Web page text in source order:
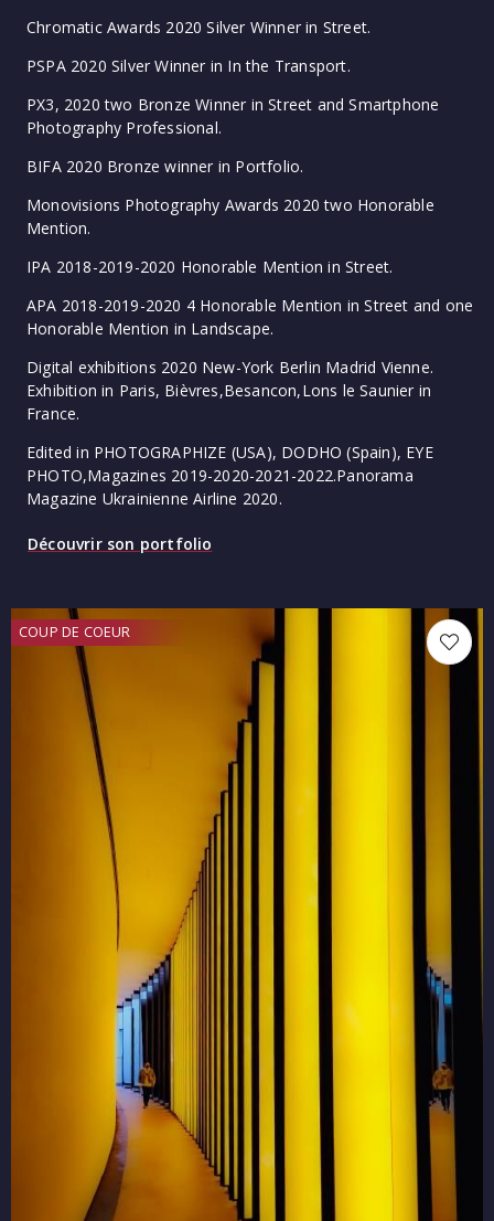
Chromatic Awards 2020 Silver Winner in Street.
PSPA 2020 Silver Winner in In the Transport.
PX3, 2020 two Bronze Winner in Street and Smartphone
Photography Professional.
BIFA 2020 Bronze winner in Portfolio.
Monovisions Photography Awards 2020 two Honorable
Mention.
IPA 2018-2019-2020 Honorable Mention in Street.
APA 2018-2019-2020 4 Honorable Mention in Street and one
Honorable Mention in Landscape.
Digital exhibitions 2020 New-York Berlin Madrid Vienne.
Exhibition in Paris, Bièvres,Besancon,Lons le Saunier in
France.
Edited in PHOTOGRAPHIZE (USA), DODHO (Spain), EYE
PHOTO,Magazines 2019-2020-2021-2022.Panorama
Magazine Ukrainienne Airline 2020.
Découvrir son portfolio
COUP DE COEUR